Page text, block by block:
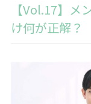
【Vol.17】メ
け何が正解？